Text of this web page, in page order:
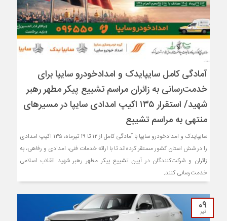
آمادگی کامل سایپایدک و امدادخودرو سایپا برای
خدمت‌رسانی به زائران مراسم تشییع پیکر مطهر رهبر
شهید/ استقرار ۱۳۵ اکیپ امدادی سایپا در مسیرهای
منتهی به مراسم تشییع
سایپایدک و امدادخودرو سایپا با آمادگی کامل از ۱۲ تا ۱۹ تیرماه، ۱۳۵ اکیپ امدادی
را در شش استان کشور مستقر کرده‌اند تا با ارائه خدمات فنی، امدادی و رفاهی، به
زائران و شرکت‌کنندگان در آیین تشییع پیکر مطهر رهبر شهید انقلاب اسلامی
خدمت‌رسانی کنند.
۰۹
تیر